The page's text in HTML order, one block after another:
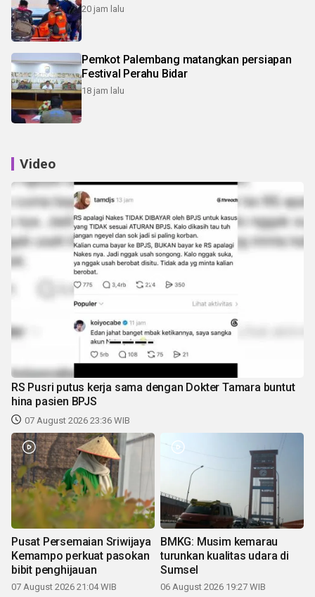
20 jam lalu
Pemkot Palembang matangkan persiapan
Festival Perahu Bidar
18 jam lalu
Video
RS Pusri putus kerja sama dengan Dokter Tamara buntut
hina pasien BPJS
07 August 2026 23:36 WIB
Pusat Persemaian Sriwijaya
Kemampo perkuat pasokan
bibit penghijauan
07 August 2026 21:04 WIB
BMKG: Musim kemarau
turunkan kualitas udara di
Sumsel
06 August 2026 19:27 WIB